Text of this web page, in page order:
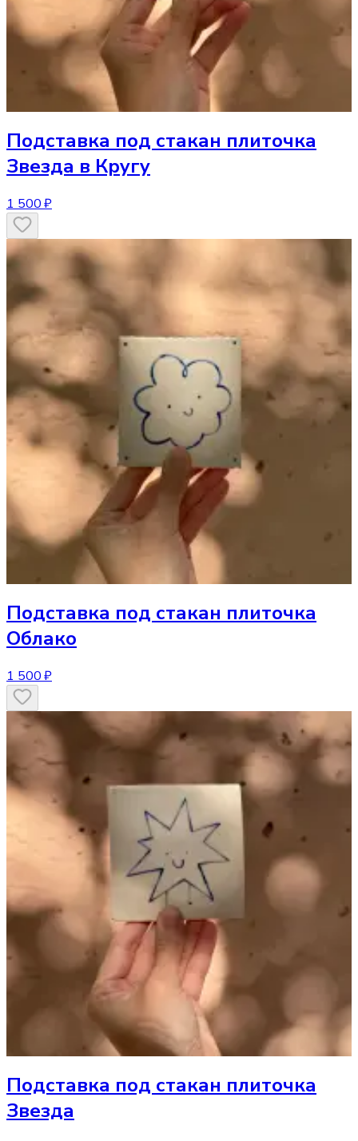
Подставка под стакан плиточка
Звезда в Кругу
1 500 ₽
Подставка под стакан плиточка
Облако
1 500 ₽
Подставка под стакан плиточка
Звезда